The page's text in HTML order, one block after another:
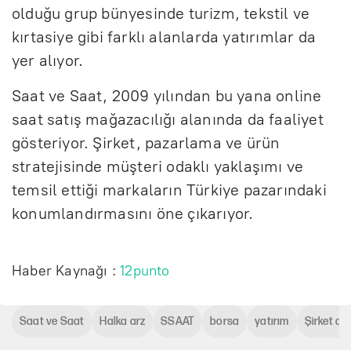
olduğu grup bünyesinde turizm, tekstil ve
kırtasiye gibi farklı alanlarda yatırımlar da
yer alıyor.
Saat ve Saat, 2009 yılından bu yana online
saat satış mağazacılığı alanında da faaliyet
gösteriyor. Şirket, pazarlama ve ürün
stratejisinde müşteri odaklı yaklaşımı ve
temsil ettiği markaların Türkiye pazarındaki
konumlandırmasını öne çıkarıyor.
Haber Kaynağı :12punto
Saat ve Saat Halka arz SSAAT borsa yatırım Şirket